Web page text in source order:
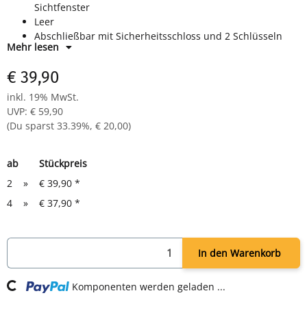
Sichtfenster
Leer
Abschließbar mit Sicherheitsschloss und 2 Schlüsseln
3 feste Ablageflächen für geordnete Aufbewahrung
Zur Wandmontage, inkl. Montageset (Schrauben & Dübel)
Außenmaß: H 460 × B 300 × T 140 mm
Lieferumfang: Schrank leer, Schloss mit 2 Schlüsseln,
Symbolaufkleber, Montageset
Mehr lesen
€ 39,90
inkl. 19% MwSt.
UVP: € 59,90
(Du sparst 33.39%, € 20,00)
ab
Stückpreis
2
» € 39,90 *
4
» € 37,90 *
In den Warenkorb
Komponenten werden geladen ...